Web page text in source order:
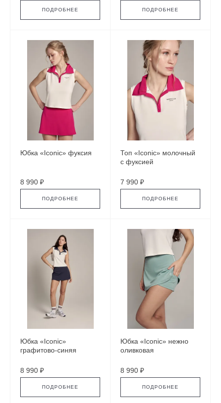
ПОДРОБНЕЕ ПОДРОБНЕЕ
Юбка «Iconic» фуксия
8 990 ₽
ПОДРОБНЕЕ
Топ «Iconic» молочный
с фуксией
7 990 ₽
ПОДРОБНЕЕ
Юбка «Iconic»
графитово-синяя
8 990 ₽
ПОДРОБНЕЕ
Юбка «Iconic» нежно
оливковая
8 990 ₽
ПОДРОБНЕЕ